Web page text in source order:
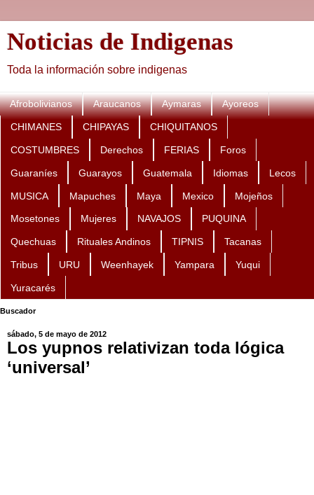
Noticias de Indigenas
Toda la información sobre indigenas
Afrobolivianos Araucanos Aymaras Ayoreos
CHIMANES CHIPAYAS CHIQUITANOS
COSTUMBRES Derechos FERIAS Foros
Guaraníes Guarayos Guatemala Idiomas Lecos
MUSICA Mapuches Maya Mexico Mojeños
Mosetones Mujeres NAVAJOS PUQUINA
Quechuas Rituales Andinos TIPNIS Tacanas
Tribus URU Weenhayek Yampara Yuqui
Yuracarés
Buscador
sábado, 5 de mayo de 2012
Los yupnos relativizan toda lógica
‘universal’